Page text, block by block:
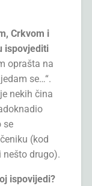
Crkvom i
ispovjediti
oprašta na
se…“.
nekih čina
se
(kod
nešto drugo).
ispovijedi?